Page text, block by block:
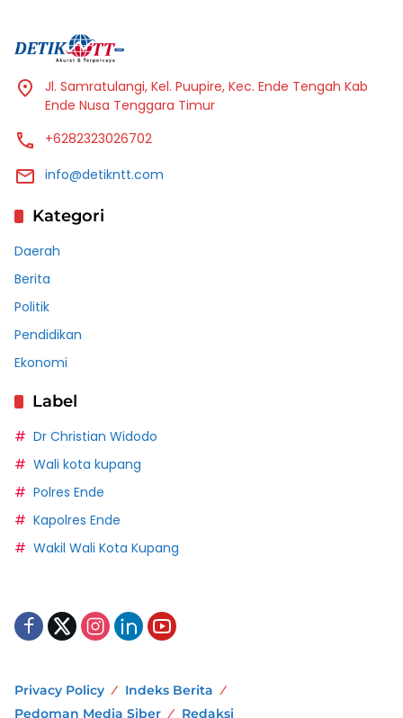
Jl. Samratulangi, Kel. Puupire, Kec. Ende Tengah Kab
Ende Nusa Tenggara Timur
+6282323026702
info@detikntt.com
Kategori
Daerah
Berita
Politik
Pendidikan
Ekonomi
Label
Dr Christian Widodo
Wali kota kupang
Polres Ende
Kapolres Ende
Wakil Wali Kota Kupang
Privacy Policy
Indeks Berita
Pedoman Media Siber
Redaksi